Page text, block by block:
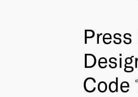
Press
Code